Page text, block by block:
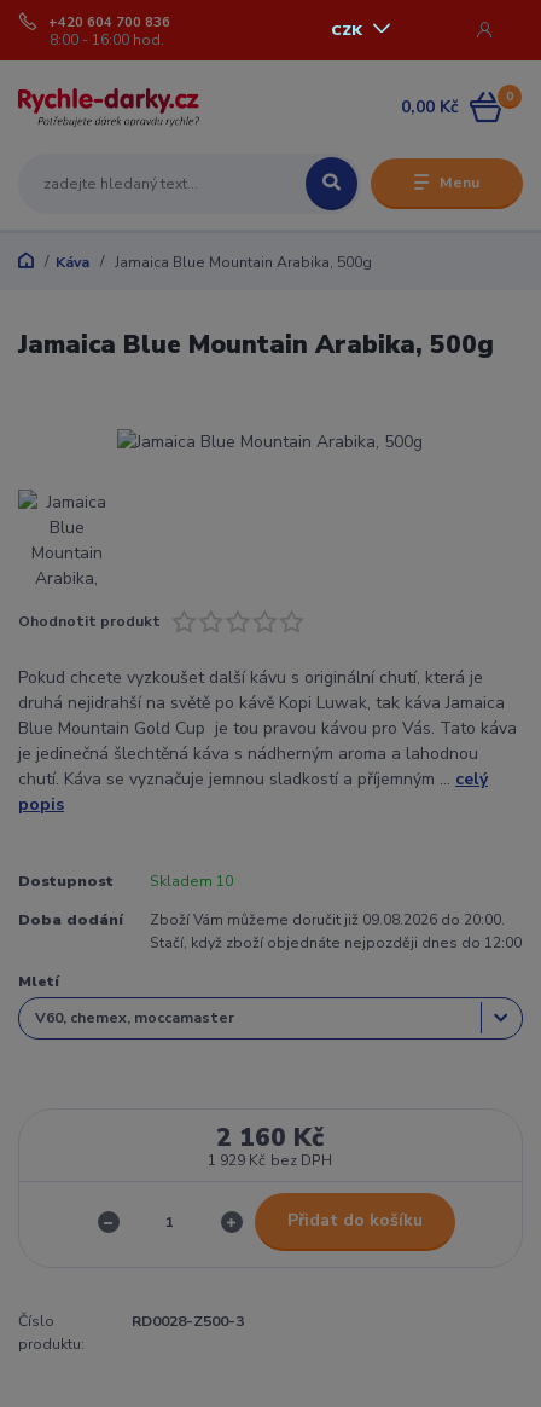
Menu
CZK
+420 604 700 836
8:00 - 16:00 hod.
0
0,00 Kč
Káva Jamaica Blue Mountain Arabika, 500g
Jamaica Blue Mountain Arabika, 500g
Ohodnotit produkt
Pokud chcete vyzkoušet další kávu s originální chutí, která je
druhá nejidrahší na světě po kávě Kopi Luwak, tak káva Jamaica
Blue Mountain Gold Cup je tou pravou kávou pro Vás. Tato káva
je jedinečná šlechtěná káva s nádherným aroma a lahodnou
chutí. Káva se vyznačuje jemnou sladkostí a příjemným ... celý
popis
Dostupnost Skladem 10
Doba dodání
Zboží Vám můžeme doručit již 09.08.2026 do 20:00.
Stačí, když zboží objednáte nejpozději dnes do 12:00
Mletí
2 160 Kč
1 929 Kč bez DPH
Přidat do košíku
Číslo
produktu:
RD0028-Z500-3